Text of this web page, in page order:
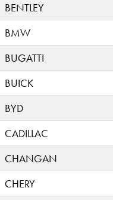
BENTLEY
BMW
BUGATTI
BUICK
BYD
CADILLAC
CHANGAN
CHERY